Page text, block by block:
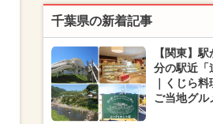
千葉県の新着記事
【関東】
分の駅近「
｜くじら料
ご当地グル